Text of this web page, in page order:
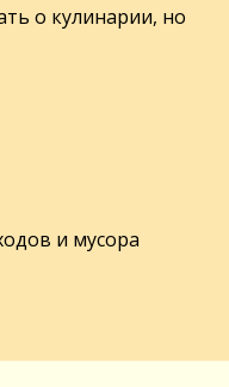
о кулинарии, но
и мусора